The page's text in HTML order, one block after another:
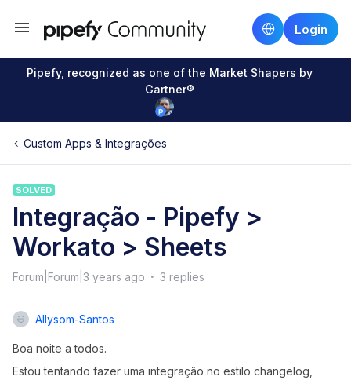
Login
Pipefy, recognized as one of the Market Shapers by
Gartner®
Custom Apps & Integrações
SOLVED
Integração - Pipefy >
Workato > Sheets
Forum|Forum|3 years ago 3 replies
Allysom-Santos
Boa noite a todos.
Estou tentando fazer uma integração no estilo changelog,